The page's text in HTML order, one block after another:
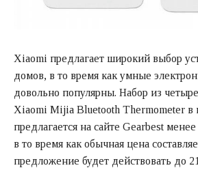
Xiaomi предлагает широкий выбор
домов, в то время как умные
довольно популярны. Набор из
Xiaomi Mijia Bluetooth Thermometer в
предлагается на сайте Gearbest
в то время как обычная цена
предложение будет действовать до